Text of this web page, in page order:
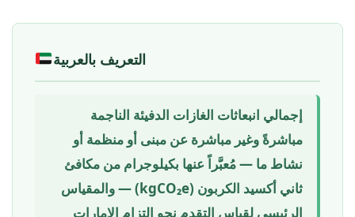
التعريف بالعربية
إجمالي انبعاثات الغازات الدفيئة الناجمة
مباشرةً وغير مباشرة عن مبنى أو منظمة أو
نشاط ما — مُعبَّراً عنها بكيلوجرام من مكافئ
ثاني أكسيد الكربون (kgCO₂e) — والمقياس
الرئيسي لقياس التقدم نحو التزام الإمارات